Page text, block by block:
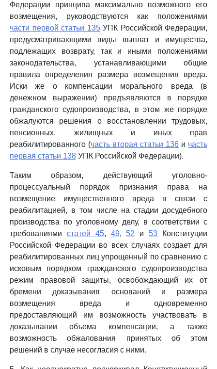
Федерации принципа максимально возможного его
возмещения, руководствуются как положениями
части первой статьи 135УПК Российской Федерации,
предусматривающими виды выплат и имущества,
подлежащих возврату, так и иными положениями
законодательства, устанавливающими общие
правила определения размера возмещения вреда.
Иски же о компенсации морального вреда (в
денежном выражении) предъявляются в порядке
гражданского судопроизводства, в этом же порядке
обжалуются решения о восстановлении трудовых,
пенсионных, жилищных и иных прав
реабилитированного (часть вторая статьи 136 и часть
первая статьи 138 УПК Российской Федерации).
Таким образом, действующий уголовно-
процессуальный порядок признания права на
возмещение имущественного вреда в связи с
реабилитацией, в том числе на стадии досудебного
производства по уголовному делу, в соответствии с
требованиями статей 45, 49, 52 и 53 Конституции
Российской Федерации во всех случаях создает для
реабилитированных лиц упрощенный по сравнению с
исковым порядком гражданского судопроизводства
режим правовой защиты, освобождающий их от
бремени доказывания оснований и размера
возмещения вреда и одновременно
предоставляющий им возможность участвовать в
доказывании объема компенсации, а также
возможность обжалования принятых об этом
решений в случае несогласия с ними.